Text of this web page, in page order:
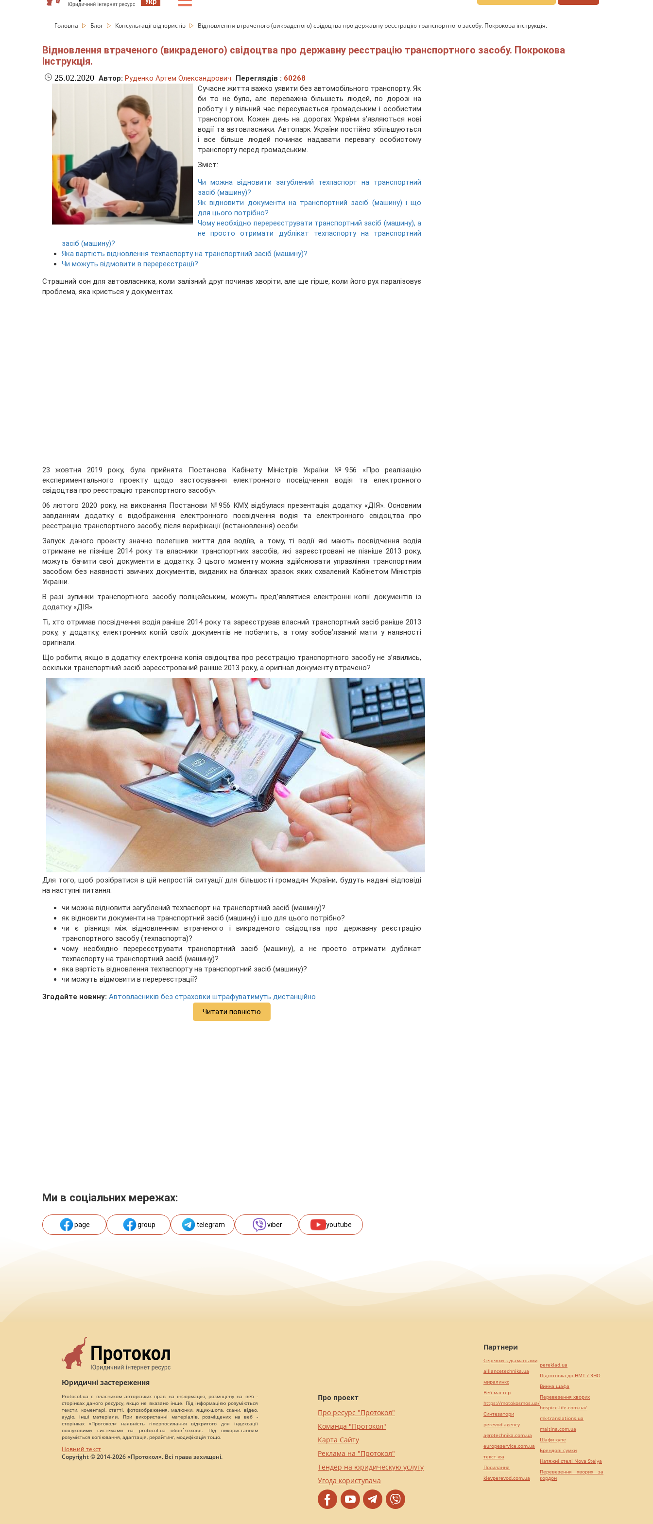
Головна Блог Консультації від юристів Відновлення втраченого (викраденого) свідоцтва про державну реєстрацію транспортного засобу. Покрокова інструкція.
Відновлення втраченого (викраденого) свідоцтва про державну реєстрацію транспортного засобу. Покрокова
інструкція.
25.02.2020 Автор: Руденко Артем Олександрович Переглядів : 60268
Сучасне життя важко уявити без автомобільного транспорту. Як
би то не було, але переважна більшість людей, по дорозі на
роботу і у вільний час пересувається громадським і особистим
транспортом. Кожен день на дорогах України з’являються нові
водії та автовласники. Автопарк України постійно збільшуються
і все більше людей починає надавати перевагу особистому
транспорту перед громадським.
Зміст:
Чи можна відновити загублений техпаспорт на транспортний
засіб (машину)?
Як відновити документи на транспортний засіб (машину) і що
для цього потрібно?
Чому необхідно перереєструвати транспортний засіб (машину), а
не просто отримати дублікат техпаспорту на транспортний
засіб (машину)?
Яка вартість відновлення техпаспорту на транспортний засіб (машину)?
Чи можуть відмовити в перереєстрації?
Страшний сон для автовласника, коли залізний друг починає хворіти, але ще гірше, коли його рух паралізовує
проблема, яка криється у документах.
23 жовтня 2019 року, була прийнята Постанова Кабінету Міністрів України №956 «Про реалізацію
експериментального проекту щодо застосування електронного посвідчення водія та електронного
свідоцтва про реєстрацію транспортного засобу».
06 лютого 2020 року, на виконання Постанови №956 КМУ, відбулася презентація додатку «ДІЯ». Основним
завданням додатку є відображення електронного посвідчення водія та електронного свідоцтва про
реєстрацію транспортного засобу, після верифікації (встановлення) особи.
Запуск даного проекту значно полегшив життя для водіїв, а тому, ті водії які мають посвідчення водія
отримане не пізніше 2014 року та власники транспортних засобів, які зареєстровані не пізніше 2013 року,
можуть бачити свої документи в додатку. З цього моменту можна здійснювати управління транспортним
засобом без наявності звичних документів, виданих на бланках зразок яких схвалений Кабінетом Міністрів
України.
В разі зупинки транспортного засобу поліцейським, можуть пред’являтися електронні копії документів із
додатку «ДІЯ».
Ті, хто отримав посвідчення водія раніше 2014 року та зареєстрував власний транспортний засіб раніше 2013
року, у додатку, електронних копій своїх документів не побачить, а тому зобов’язаний мати у наявності
оригінали.
Що робити, якщо в додатку електронна копія свідоцтва про реєстрацію транспортного засобу не з’явились,
оскільки транспортний засіб зареєстрований раніше 2013 року, а оригінал документу втрачено?
Для того, щоб розібратися в цій непростій ситуації для більшості громадян України, будуть надані відповіді
на наступні питання:
чи можна відновити загублений техпаспорт на транспортний засіб (машину)?
як відновити документи на транспортний засіб (машину) і що для цього потрібно?
чи є різниця між відновленням втраченого і викраденого свідоцтва про державну реєстрацію
транспортного засобу (техпаспорта)?
чому необхідно перереєструвати транспортний засіб (машину), а не просто отримати дублікат
техпаспорту на транспортний засіб (машину)?
яка вартість відновлення техпаспорту на транспортний засіб (машину)?
чи можуть відмовити в перереєстрації?
Згадайте новину: Автовласників без страховки штрафуватимуть дистанційно
Читати повністю
Ми в соціальних мережах:
page group telegram viber youtube
Юридичні застереження
Protocol.ua є власником авторських прав на інформацію, розміщену на веб -
сторінках даного ресурсу, якщо не вказано інше. Під інформацією розуміються
тексти, коментарі, статті, фотозображення, малюнки, ящик-шота, скани, відео,
аудіо, інші матеріали. При використанні матеріалів, розміщених на веб -
сторінках «Протокол» наявність гіперпосилання відкритого для індексації
пошуковими системами на protocol.ua обов`язкове. Під використанням
розуміється копіювання, адаптація, рерайтинг, модифікація тощо.
Повний текст
Copyright © 2014-2026 «Протокол». Всі права захищені.
Про проект
Про ресурс "Протокол"
Команда "Протокол"
Карта Сайту
Реклама на "Протокол"
Тендер на юридическую услугу
Угода користувача
Партнери
Сережки з діамантами
alliancetechnika.ua
миралинкс
Веб мастер
https://motokosmos.ua/
Синтезатори
perevod.agency
agrotechnika.com.ua
europeservice.com.ua
текст юа
Посилання
kievperevod.com.ua
pereklad.ua
Підготовка до НМТ / ЗНО
Винна шафа
Перевезення хворих
hospice-life.com.ua/
mk-translations.ua
maltina.com.ua
Шафи купе
Брендові сумки
Натяжні стелі Nova Stelya
Перевезення хворих за
кордон